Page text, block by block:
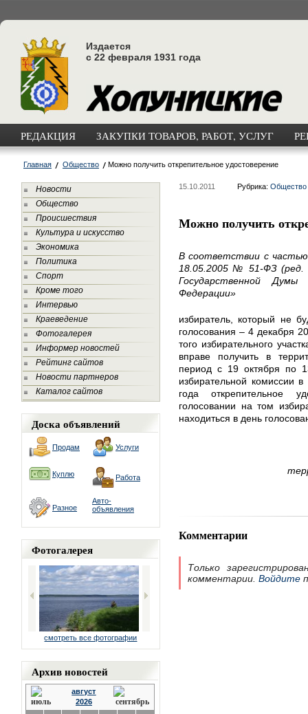
Издается
с 22 февраля 1931 года
РЕДАКЦИЯ ЗАКУПКИ ТОВАРОВ, РАБОТ, УСЛУГ
Главная Общество Можно получить открепительное удостоверение
Новости
Общество
Происшествия
Культура и искусство
Экономика
Политика
Спорт
Кроме того
Интервью
Краеведение
Фотогалерея
Информер новостей
Рейтинг сайтов
Новости партнеров
Каталог сайтов
Доска объявлений
Продам Услуги
Куплю Работа
Разное
Авто-
объявления
Фотогалерея
смотреть все фотографии
Архив новостей
август
2026
15.10.2011 Рубрика: Общество
Можно получить
В соответствии с
18.05.2005 № 51-ФЗ (ред.
Государственной Думы
Федерации»
избиратель, который не
голосования – 4 декабря
того избирательного
вправе получить в
период с 19 октября по
избирательной комиссии
года открепительное
голосовании на том
находиться в день
Комментарии
Только
комментарии. Войдите